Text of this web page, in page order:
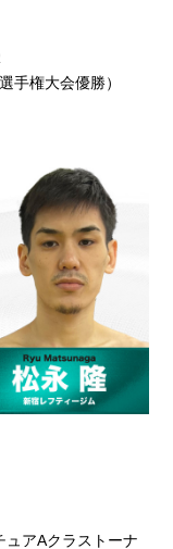
手権大会優勝）
ュアAクラストーナ